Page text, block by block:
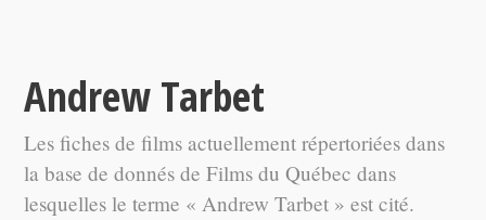
Andrew Tarbet
Les fiches de films actuellement répertoriées dans
la base de donnés de Films du Québec dans
lesquelles le terme « Andrew Tarbet » est cité.